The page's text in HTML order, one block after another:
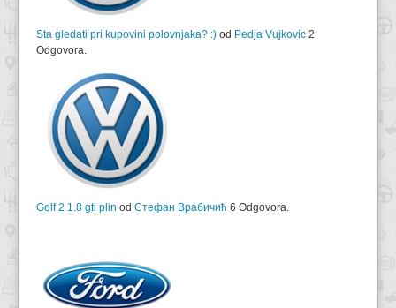
Sta gledati pri kupovini polovnjaka? :) od Pedja Vujkovic 2
Odgovora.
Golf 2 1.8 gti plin od Стефан Врабичић 6 Odgovora.